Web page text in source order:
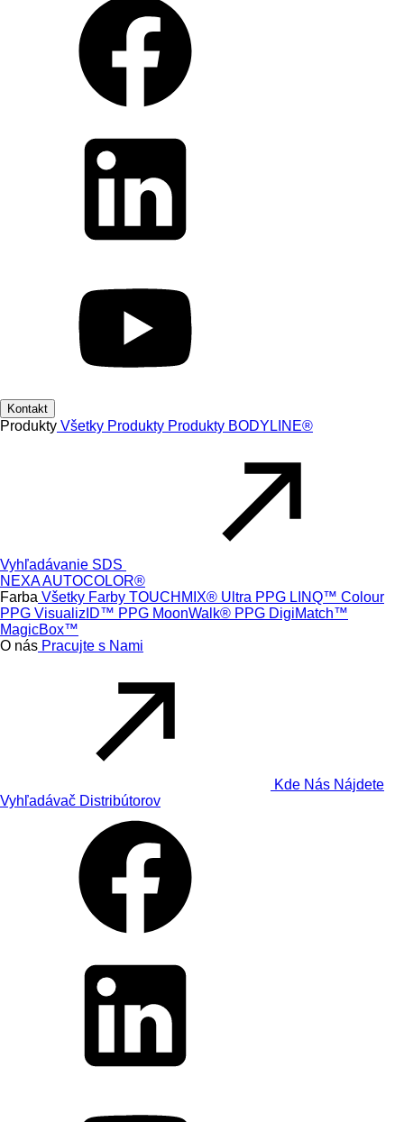
Kontakt
Produkty Všetky Produkty Produkty BODYLINE®
Vyhľadávanie SDS
NEXA AUTOCOLOR®
Farba Všetky Farby TOUCHMIX® Ultra PPG LINQ™ Colour
PPG VisualizID™ PPG MoonWalk® PPG DigiMatch™
MagicBox™
O nás Pracujte s Nami
Kde Nás Nájdete
Vyhľadávač Distribútorov